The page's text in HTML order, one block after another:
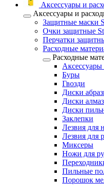
Аксессуары и
Аксессуары и
Защитные маски
Очки защитные
Перчатки
Расходные
Расходные
Аксессуары
Буры
Гвозди
Диски
Диски
Диски
Заклепки
Лезвия для
Лезвия для
Миксеры
Ножи для
Пильные
Порошок